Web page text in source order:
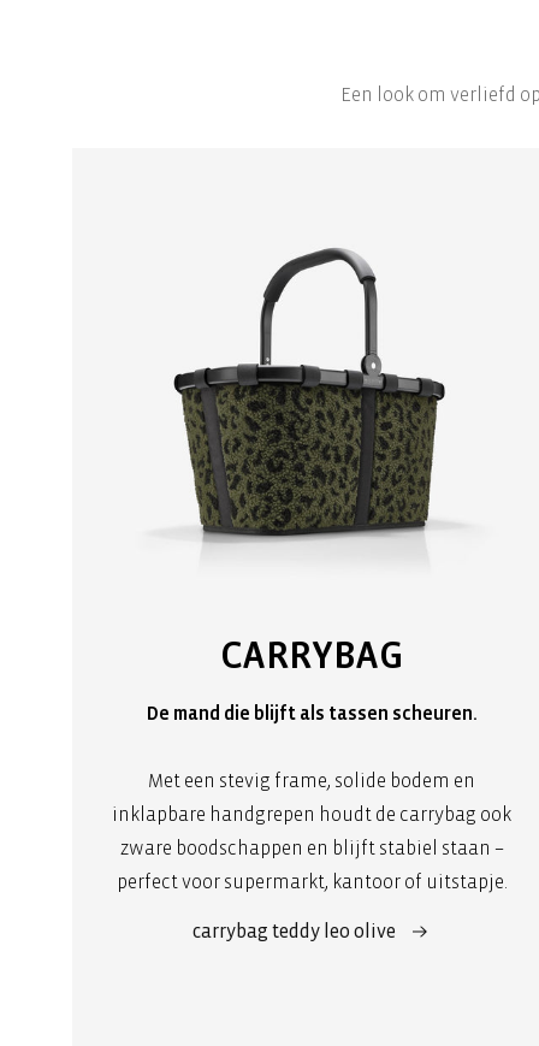
Een look om verliefd
CARRYBAG
De mand die blijft als tassen scheuren.
Met een stevig frame, solide bodem en
inklapbare handgrepen houdt de carrybag ook
zware boodschappen en blijft stabiel staan –
perfect voor supermarkt, kantoor of uitstapje.
carrybag teddy leo olive